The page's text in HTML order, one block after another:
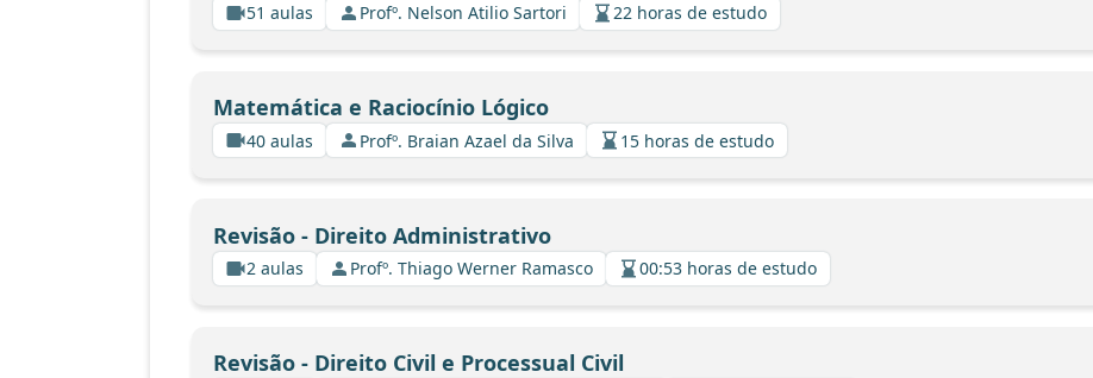
51 aulas Profº. Nelson Atilio Sartori 22 horas de estudo
Matemática e Raciocínio Lógico
40 aulas Profº. Braian Azael da Silva 15 horas de estudo
Revisão - Direito Administrativo
2 aulas Profº. Thiago Werner Ramasco 00:53 horas de estudo
Revisão - Direito Civil e Processual Civil